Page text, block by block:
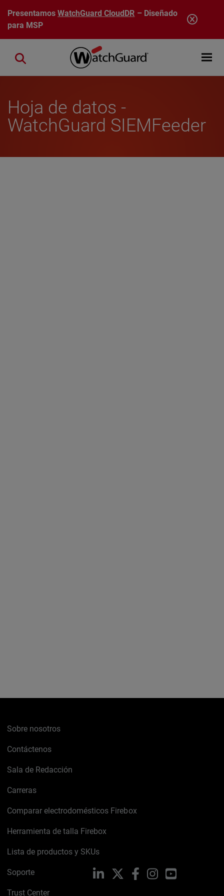
Pasar al contenido principal
PresentamosWatchGuard CloudDR – Diseñado
para MSP
Open
Close search
Hoja de datos -
WatchGuard SIEMFeeder
Sobre nosotros
Contáctenos
Sala de Redacción
Carreras
Comparar electrodomésticos Firebox
Herramienta de talla Firebox
Lista de productos y SKUs
Soporte
Trust Center
LinkedIn FacebookInstagramYouTube